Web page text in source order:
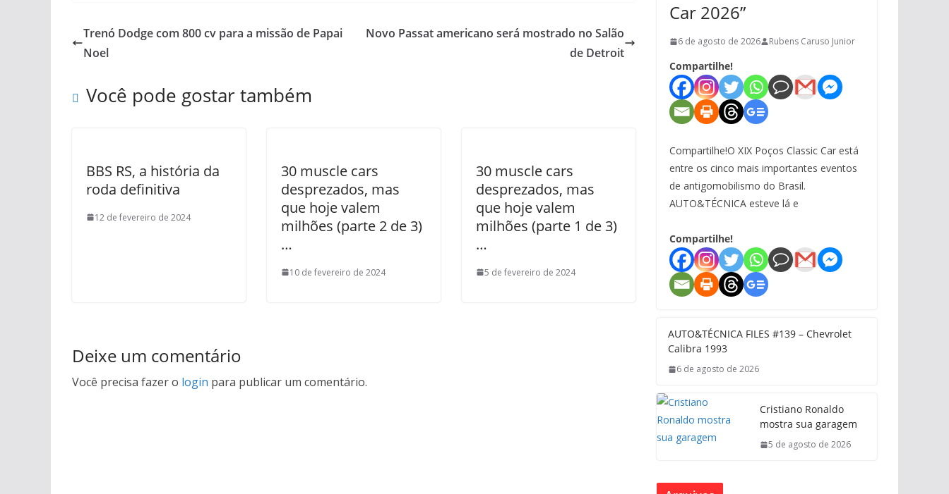
Trenó Dodge com 800 cv para a missão de Papai
Noel
Novo Passat americano será mostrado no Salão
de Detroit
Você pode gostar também
BBS RS, a história da
roda definitiva
12 de fevereiro de 2024
30 muscle cars
desprezados, mas
que hoje valem
milhões (parte 2 de 3)
…
10 de fevereiro de 2024
30 muscle cars
desprezados, mas
que hoje valem
milhões (parte 1 de 3)
…
5 de fevereiro de 2024
Deixe um comentário
Você precisa fazer o login para publicar um comentário.
Car 2026”
6 de agosto de 2026 Rubens Caruso Junior
Compartilhe!
Compartilhe!O XIX Poços Classic Car está
entre os cinco mais importantes eventos
de antigomobilismo do Brasil.
AUTO&TÉCNICA esteve lá e
Compartilhe!
AUTO&TÉCNICA FILES #139 – Chevrolet
Calibra 1993
6 de agosto de 2026
Cristiano Ronaldo
mostra sua garagem
5 de agosto de 2026